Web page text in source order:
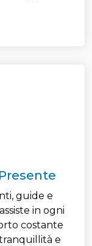
guide e
in ogni
costante
e